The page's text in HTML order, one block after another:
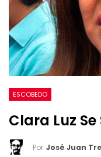
ESCOBEDO
Clara Luz
Por José Juan